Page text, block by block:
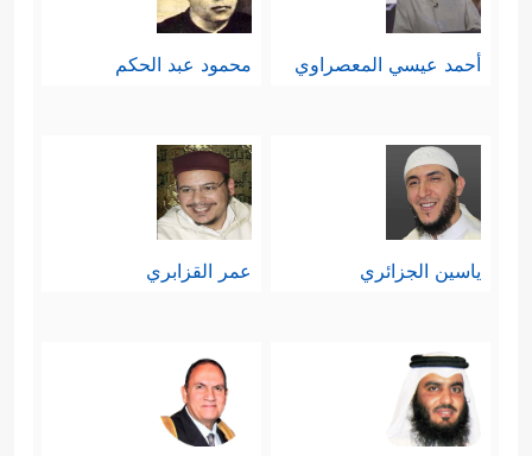
أحمد عيسي المعصراوي محمود عبد الحكم
ياسين الجزائري عمر القزابري